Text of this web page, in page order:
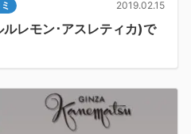
2019.02.15
レモン･アスレティカ)で